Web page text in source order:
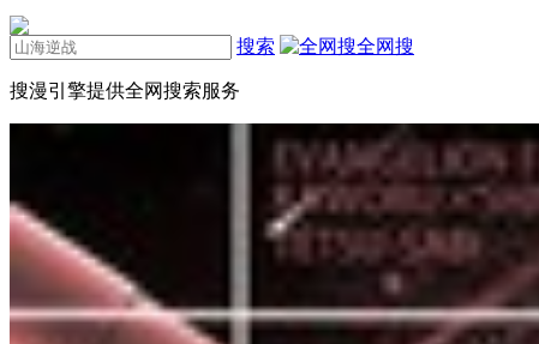
搜索 全网搜
搜漫引擎提供全网搜索服务